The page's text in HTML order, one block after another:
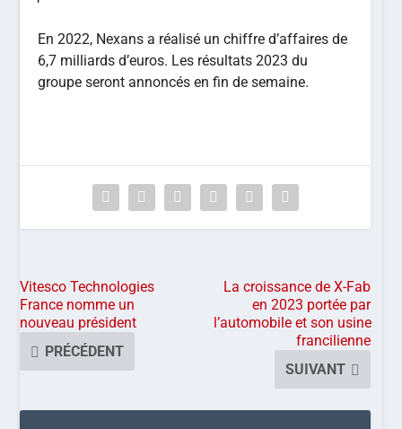
En 2022, Nexans a réalisé un chiffre d’affaires de
6,7 milliards d’euros. Les résultats 2023 du
groupe seront annoncés en fin de semaine.
Vitesco Technologies
France nomme un
nouveau président
PRÉCÉDENT
La croissance de X-Fab
en 2023 portée par
l’automobile et son usine
francilienne
SUIVANT